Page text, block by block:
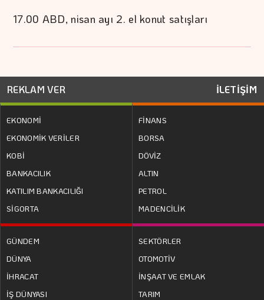
17.00 ABD, nisan ayı 2. el konut satışları
REKLAM VER İLETİŞİM
EKONOMİ
EKONOMİK VERİLER
KOBİ
BANKACILIK
KATILIM BANKACILIĞI
SİGORTA
FİNANS
BORSA
DÖVİZ
ALTIN
PETROL
MADENCİLİK
GÜNDEM
DÜNYA
İHRACAT
İŞ DÜNYASI
SEKTÖRLER
OTOMOTİV
İNŞAAT VE EMLAK
TARIM